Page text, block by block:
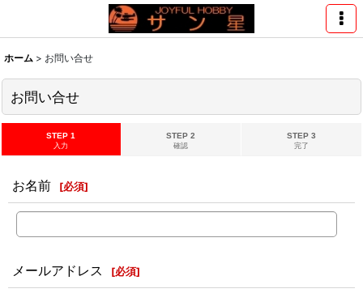
ホーム > お問い合せ
お問い合せ
STEP 1
入力
STEP 2
確認
STEP 3
完了
お名前 [必須]
メールアドレス [必須]